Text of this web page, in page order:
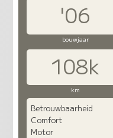
'06
bouwjaar
108k
km
Betrouwbaarheid
Comfort
Motor